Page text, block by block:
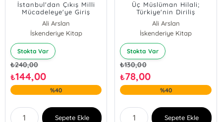
İstanbul'dan Çıkış Milli
Mücadeleye'ye Giriş
Ali Arslan
İskenderiye Kitap
Stokta Var
₺240,00
₺144,00
%40
Sepete Ekle
Üç Müslüman Hilali;
Türkiye'nin Diriliş
Stratejisi
Ali Arslan
İskenderiye Kitap
Stokta Var
₺130,00
₺78,00
%40
Sepete Ekle